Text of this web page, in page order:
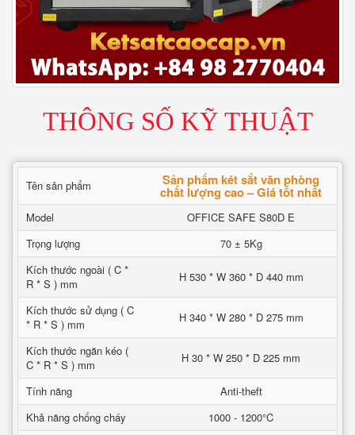
THÔNG SỐ KỸ THUẬT
Tên sản phẩm Sản phẩm két sắt văn phòng
chất lượng cao – Giá tốt nhất
Model
OFFICE SAFE S80D E
Trọng lượng
70 ± 5Kg
Kích thước ngoài ( C *
R * S ) mm
H 530 * W 360 * D 440 mm
Kích thước sử dụng ( C
* R * S ) mm
H 340 * W 280 * D 275 mm
Kích thước ngăn kéo (
C * R * S ) mm
H 30 * W 250 * D 225 mm
Tính năng
Anti-theft
Khả năng chống cháy
1000 - 1200°C